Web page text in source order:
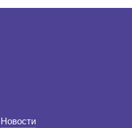
Новости